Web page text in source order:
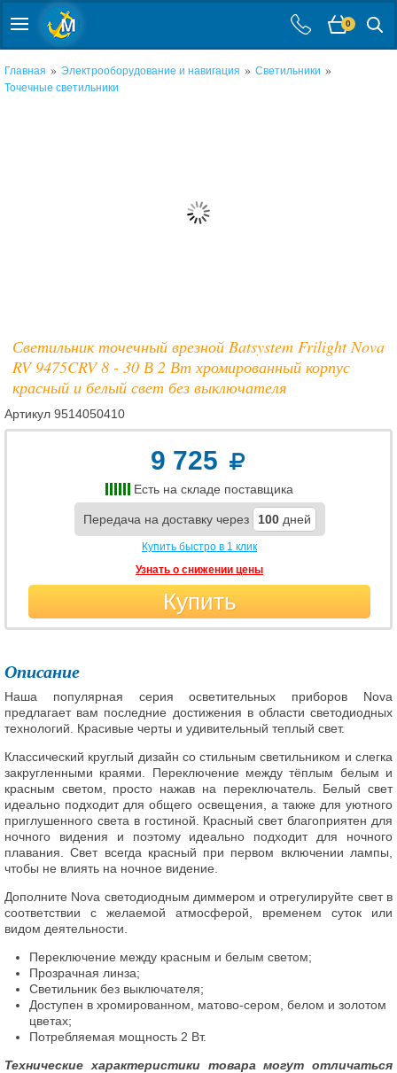
0
Главная » Электрооборудование и навигация » Светильники »
Точечные светильники
Светильник точечный врезной Batsystem Frilight Nova
RV 9475CRV 8 - 30 В 2 Вт хромированный корпус
красный и белый свет без выключателя
Артикул 9514050410
9 725
Есть на складе поставщика
Передача на доставку через 100 дней
Купить быстро в 1 клик
Узнать о снижении цены
Купить
Описание
Наша популярная серия осветительных приборов Nova
предлагает вам последние достижения в области светодиодных
технологий. Красивые черты и удивительный теплый свет.
Классический круглый дизайн со стильным светильником и слегка
закругленными краями. Переключение между тёплым белым и
красным светом, просто нажав на переключатель. Белый свет
идеально подходит для общего освещения, а также для уютного
приглушенного света в гостиной. Красный свет благоприятен для
ночного видения и поэтому идеально подходит для ночного
плавания. Свет всегда красный при первом включении лампы,
чтобы не влиять на ночное видение.
Дополните Nova светодиодным диммером и отрегулируйте свет в
соответствии с желаемой атмосферой, временем суток или
видом деятельности.
Переключение между красным и белым светом;
Прозрачная линза;
Светильник без выключателя;
Доступен в хромированном, матово-сером, белом и золотом
цветах;
Потребляемая мощность 2 Вт.
Технические характеристики товара могут отличаться